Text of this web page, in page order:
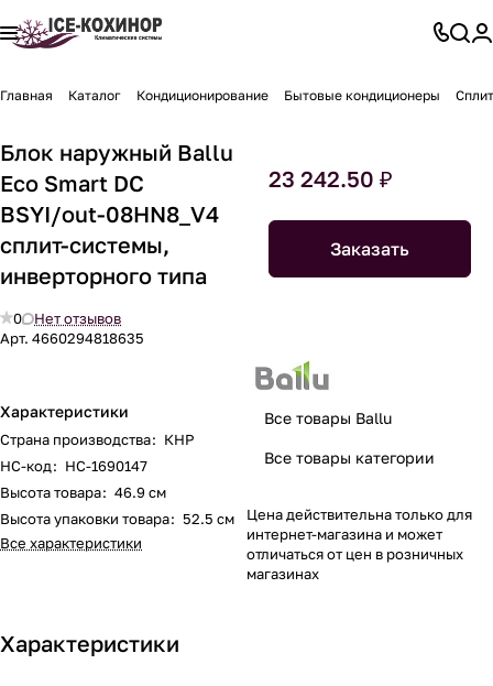
Главная Каталог Кондиционирование Бытовые кондиционеры
Блок наружный Ballu
Eco Smart DC
BSYI/out-08HN8_V4
сплит-системы,
инверторного типа
0
Нет отзывов
Арт. 4660294818635
Характеристики
Страна производства: КНР
НС-код: НС-1690147
Высота товара: 46.9 см
Высота упаковки товара: 52.5 см
Все характеристики
23 242.50 ₽
Заказать
Все товары Ballu
Все товары категории
Цена действительна только для
интернет-магазина и может
отличаться от цен в розничных
магазинах
Характеристики